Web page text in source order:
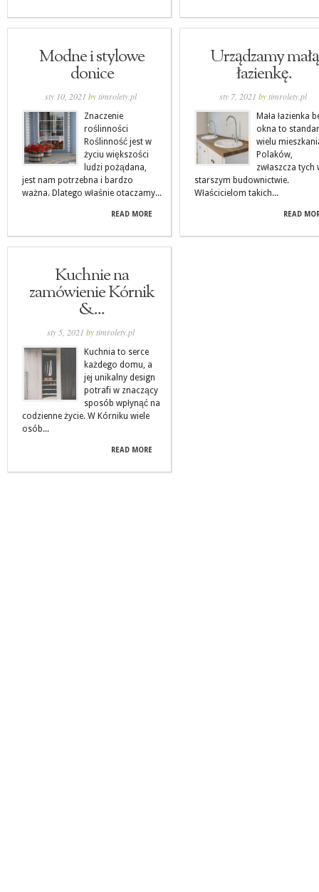
Modne i stylowe
donice
sty 10, 2021 by timrolety.pl
Znaczenie
roślinności
Roślinność jest w
życiu większości
ludzi pożądana,
jest nam potrzebna i bardzo
ważna. Dlatego właśnie otaczamy...
READ MORE
Urządzamy małą
łazienkę.
sty 7, 2021 by timrolety.pl
Mała łazienka
okna to
wielu
Polaków,
zwłaszcza tych
starszym budownictwie.
Właścicielom takich...
READ
Kuchnie na
zamówienie Kórnik
&...
sty 5, 2021 by timrolety.pl
Kuchnia to serce
każdego domu, a
jej unikalny design
potrafi w znaczący
sposób wpłynąć na
codzienne życie. W Kórniku wiele
osób...
READ MORE